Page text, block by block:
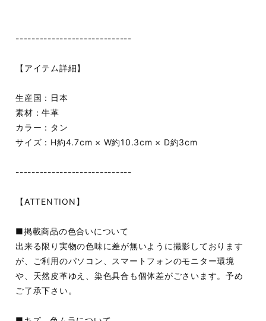
-----------------------------
【アイテム詳細】
生産国：日本
素材：牛革
カラー：タン
サイズ：H約4.7cm × W約10.3cm × D約3cm
-----------------------------
【ATTENTION】
■掲載商品の色合いについて
出来る限り実物の色味に差が無いように撮影しております
が、ご利用のパソコン、スマートフォンのモニター環境
や、天然皮革ゆえ、染色具合も個体差がごさいます。予め
ご了承下さい。